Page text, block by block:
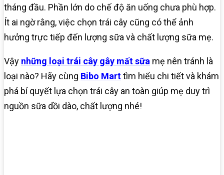
tháng đầu. Phần lớn do chế độ ăn uống chưa phù hợp.
Ít ai ngờ rằng, việc chọn trái cây cũng có thể ảnh
hưởng trực tiếp đến lượng sữa và chất lượng sữa mẹ.
Vậy những loại trái cây gây mất sữa mẹ nên tránh là
loại nào? Hãy cùng Bibo Marttìm hiểu chi tiết và khám
phá bí quyết lựa chọn trái cây an toàn giúp mẹ duy trì
nguồn sữa dồi dào, chất lượng nhé!